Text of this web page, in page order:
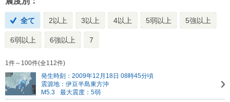
全て 2以上 3以上 4以上 5弱以上 5強以上
6弱以上 6強以上 7
1件～100件(全112件)
発生時刻：2009年12月18日 08時45分頃
震源地：伊豆半島東方沖
M5.3
最大震度：5弱